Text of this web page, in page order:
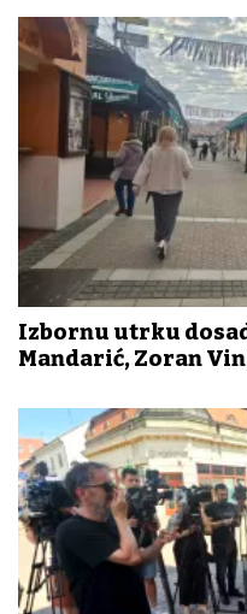
Izbornu utrku
Mandarić, Zoran